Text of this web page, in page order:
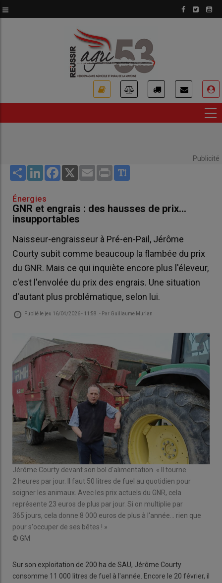
au
Publicité
Share LinkedInFacebook
X Email Print
Énergies
GNR et engrais : des hausses de prix...
insupportables
Naisseur-engraisseur à Pré-en-Pail, Jérôme
Courty subit comme beaucoup la flambée du prix
du GNR. Mais ce qui inquiète encore plus l'éleveur,
c'est l'envolée du prix des engrais. Une situation
d'autant plus problématique, selon lui.
Publié le jeu 16/04/2026 - 11:58 - Par Guillaume Murian
Jérôme Courty devant son bol d'alimentation. « Il tourne
2 heures par jour. Il faut 50 litres de fuel au quotidien pour
soigner les animaux. Avec les prix actuels du GNR, cela
représente 23 euros de plus par jour. Si on multiplie par
365 jours, cela donne 8 000 euros de plus à l'année... rien que
pour s'occuper de ses bêtes ! »
© GM
Sur son exploitation de 200 ha de SAU, Jérôme Courty
consomme 11 000 litres de fuel à l'année. Encore le 20 février, il